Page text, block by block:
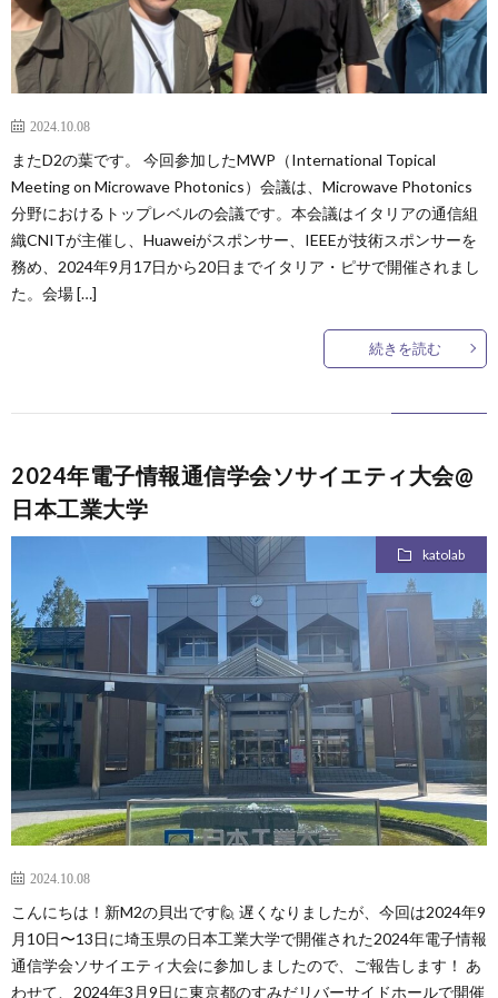
2024.10.08
またD2の葉です。 今回参加したMWP（International Topical
Meeting on Microwave Photonics）会議は、Microwave Photonics
分野におけるトップレベルの会議です。本会議はイタリアの通信組
織CNITが主催し、Huaweiがスポンサー、IEEEが技術スポンサーを
務め、2024年9月17日から20日までイタリア・ピサで開催されまし
た。会場 […]
続きを読む
2024年電子情報通信学会ソサイエティ大会@
日本工業大学
katolab
2024.10.08
こんにちは！新M2の貝出です🙋 遅くなりましたが、今回は2024年9
月10日〜13日に埼玉県の日本工業大学で開催された2024年電子情報
通信学会ソサイエティ大会に参加しましたので、ご報告します！ あ
わせて、2024年3月9日に東京都のすみだリバーサイドホールで開催